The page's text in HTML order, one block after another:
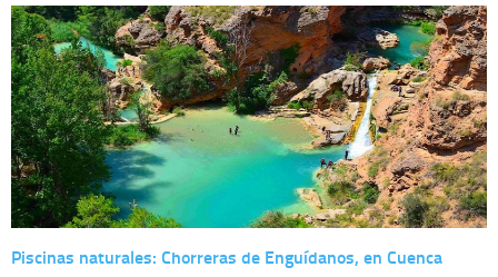
Piscinas naturales: Chorreras de Enguídanos, en Cuenca